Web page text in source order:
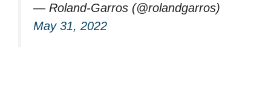
— Roland-Garros (@rolandgarros)
May 31, 2022